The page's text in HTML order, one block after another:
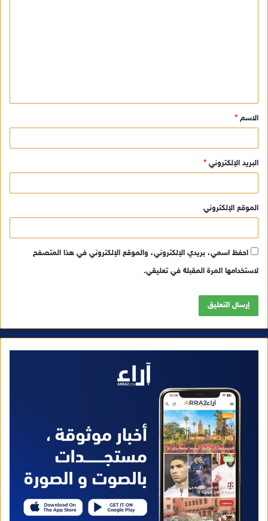
ق
*
الاسم *
البريد الإلكتروني *
الموقع الإلكتروني
احفظ اسمي، بريدي الإلكتروني، والموقع الإلكتروني في هذا المتصفح
لاستخدامها المرة المقبلة في تعليقي.